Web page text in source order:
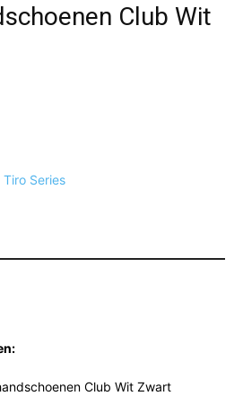
Club Wit
Tiro Series
Club Wit Zwart